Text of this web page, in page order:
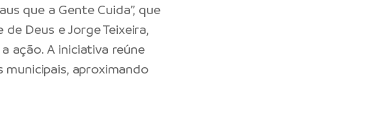
que a Gente Cuida”, que
Deus e Jorge Teixeira,
ação. A iniciativa reúne
aproximando